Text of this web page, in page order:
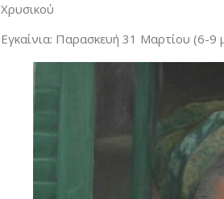
Χρυσικού
Εγκαίνια: Παρασκευή 31 Μαρτίου (6-9